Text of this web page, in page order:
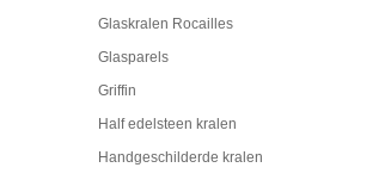
Glaskralen Rocailles
Glasparels
Griffin
Half edelsteen kralen
Handgeschilderde kralen